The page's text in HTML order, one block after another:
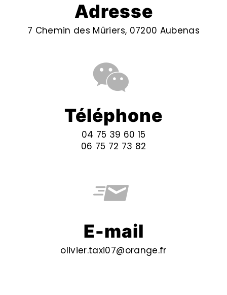
Adresse
7 Chemin des Mûriers, 07200 Aubenas
Téléphone
04 75 39 60 15
06 75 72 73 82
E-mail
olivier.taxi07@orange.fr